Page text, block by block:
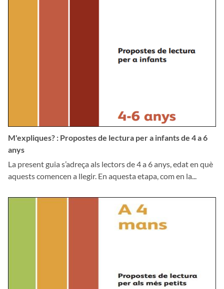
M'expliques? : Propostes de lectura per a infants de 4 a 6
anys
La present guia s’adreça als lectors de 4 a 6 anys, edat en què
aquests comencen a llegir. En aquesta etapa, com en la...